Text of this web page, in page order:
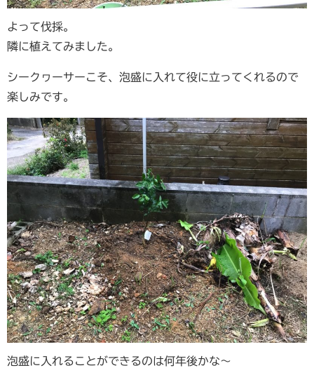
よって伐採。
隣に植えてみました。
シークヮーサーこそ、泡盛に入れて役に立ってくれるので
楽しみです。
泡盛に入れることができるのは何年後かな〜